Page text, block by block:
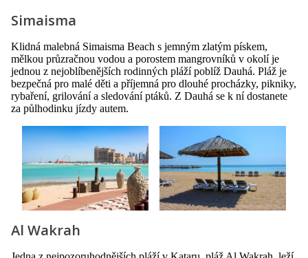
Simaisma
Klidná malebná Simaisma Beach s jemným zlatým pískem,
mělkou průzračnou vodou a porostem mangrovníků v okolí je
jednou z nejoblíbenějších rodinných pláží poblíž Dauhá. Pláž je
bezpečná pro malé děti a příjemná pro dlouhé procházky, pikniky,
rybaření, grilování a sledování ptáků. Z Dauhá se k ní dostanete
za půlhodinku jízdy autem.
Al Wakrah